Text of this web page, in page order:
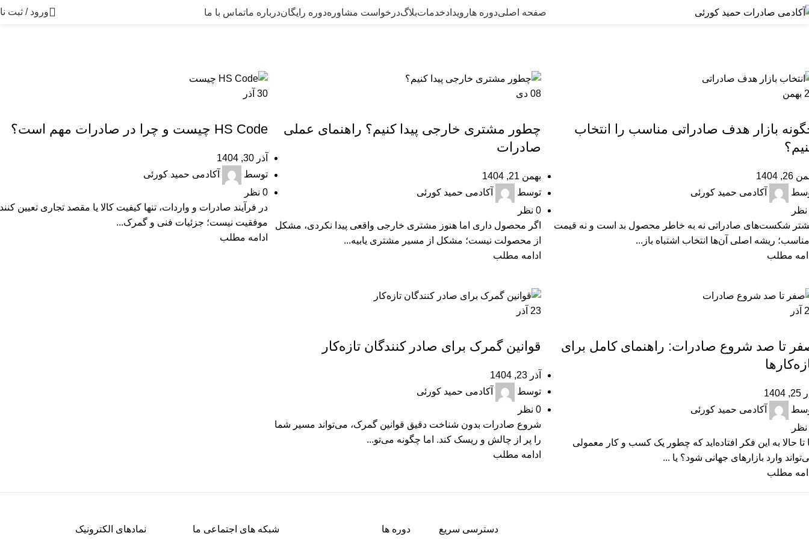
صفحه اصلیدوره هارویدادخدماتبلاگدرخواست مشاورهدوره رایگاندرباره ماتماس با ما ورود / ثبت
بهمن
بازار هدف صادراتی مناسب را انتخاب
1404
آکادمی حمید کورئی
نظر
شکست‌های صادراتی نه به‌ خاطر محصول بد است و نه قیمت
ریشه اصلی آن‌ها انتخاب اشتباه باز...
مطلب
08 دی
چطور مشتری خارجی پیدا کنیم؟ راهنمای عملی
صادرات
بهمن 21, 1404
توسط
آکادمی حمید کورئی
0 نظر
اگر محصول داری اما هنوز مشتری خارجی واقعی پیدا نکردی، مشکل
از محصولت نیست؛ مشکل از مسیر مشتری‌ یابیه...
ادامه مطلب
30 آذر
HS Code چیست و چرا در صادرات مهم است؟
آذر 30, 1404
توسط
آکادمی حمید کورئی
0 نظر
در فرآیند صادرات و واردات، تنها کیفیت کالا یا مقصد تجاری تعیین‌
موفقیت نیست؛ جزئیات فنی و گمرک...
ادامه مطلب
آذر
تا صد شروع صادرات: راهنمای کامل برای
آکادمی حمید کورئی
نظر
تا حالا به این فکر افتاده‌اید که چطور یک کسب‌ و کار معمولی
وارد بازارهای جهانی شود؟ یا ...
مطلب
23 آذر
قوانین گمرک برای صادر کنندگان تازه‌کار
آذر 23, 1404
توسط
آکادمی حمید کورئی
0 نظر
شروع صادرات بدون شناخت دقیق قوانین گمرک، می‌تواند مسیر شما
را پر از چالش و ریسک کند. اما چگونه می‌تو...
ادامه مطلب
دسترسی سریع دوره ها شبکه های اجتماعی ما نمادهای الکترونیک